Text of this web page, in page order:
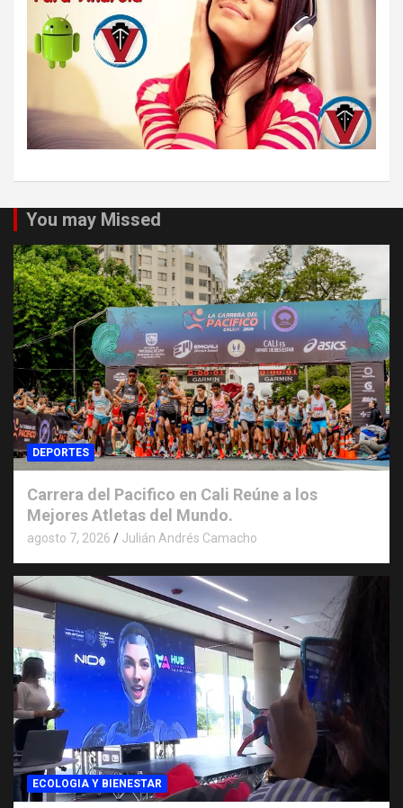
You may Missed
DEPORTES
Carrera del Pacifico en Cali Reúne a los
Mejores Atletas del Mundo.
agosto 7, 2026 Julián Andrés Camacho
ECOLOGIA Y BIENESTAR